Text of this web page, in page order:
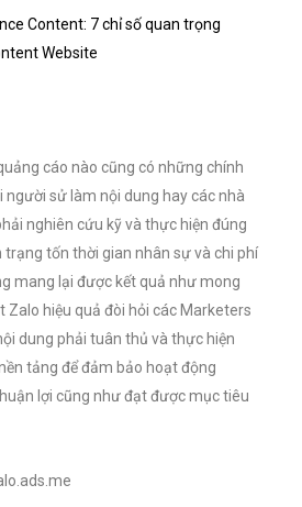
Content: 7 chỉ số quan trọng
Website
cáo nào cũng có những chính
người sử làm nội dung hay các nhà
nghiên cứu kỹ và thực hiện đúng
trạng tốn thời gian nhân sự và chi phí
mang lại được kết quả như mong
Zalo hiệu quả đòi hỏi các Marketers
dung phải tuân thủ và thực hiện
tảng để đảm bảo hoạt động
lợi cũng như đạt được mục tiêu